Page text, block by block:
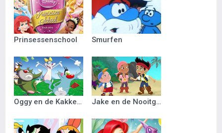
Prinsessenschool Smurfen
Oggy en de Kakkerlakken Jake en de Nooitgedacht Piraten